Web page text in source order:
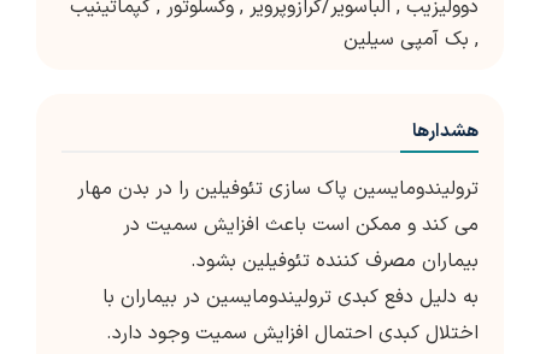
دوولیزیب , الباسویر/گرازوپرویر , وکسلوتور , کپماتینیب
, بک آمپی سیلین
هشدارها
ترولیندومایسین پاک سازی تئوفیلین را در بدن مهار
می کند و ممکن است باعث افزایش سمیت در
بیماران مصرف کننده تئوفیلین بشود.
به دلیل دفع کبدی ترولیندومایسین در بیماران با
اختلال کبدی احتمال افزایش سمیت وجود دارد.